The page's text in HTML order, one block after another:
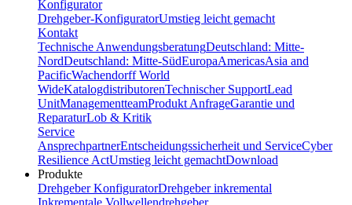
Konfigurator
Drehgeber-KonfiguratorUmstieg leicht gemacht
Kontakt
Technische AnwendungsberatungDeutschland: Mitte-
NordDeutschland: Mitte-SüdEuropaAmericasAsia and
PacificWachendorff World
WideKatalogdistributorenTechnischer SupportLead
UnitManagementteamProdukt AnfrageGarantie und
ReparaturLob & Kritik
Service
AnsprechpartnerEntscheidungssicherheit und ServiceCyber
Resilience ActUmstieg leicht gemachtDownload
Produkte
Drehgeber KonfiguratorDrehgeber inkremental
Inkrementale Vollwellendrehgeber